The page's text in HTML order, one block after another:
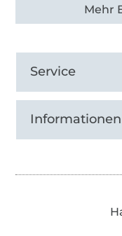
Alle 82990
Service
Informationen